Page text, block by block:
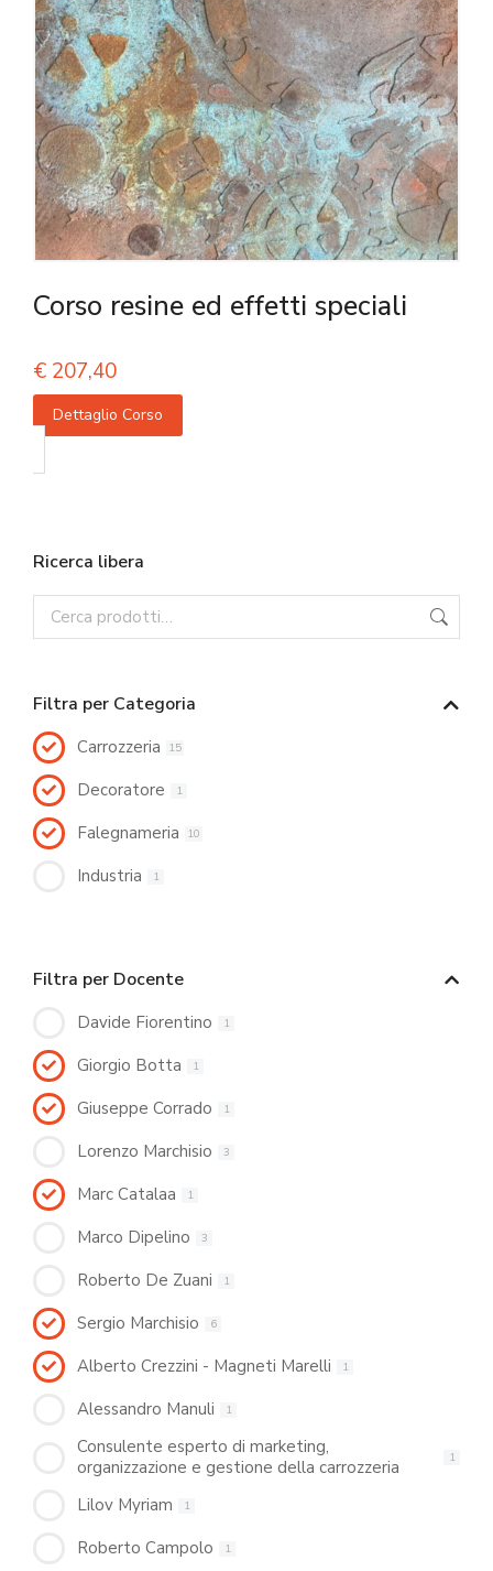
Corso resine ed effetti speciali
€ 207,40
Dettaglio Corso
Ricerca libera
Filtra per Categoria
Carrozzeria 15
Decoratore 1
Falegnameria 10
Industria 1
Filtra per Docente
Davide Fiorentino 1
Giorgio Botta 1
Giuseppe Corrado 1
Lorenzo Marchisio 3
Marc Catalaa 1
Marco Dipelino 3
Roberto De Zuani 1
Sergio Marchisio 6
Alberto Crezzini - Magneti Marelli 1
Alessandro Manuli 1
Consulente esperto di marketing,
organizzazione e gestione della carrozzeria
1
Lilov Myriam 1
Roberto Campolo 1